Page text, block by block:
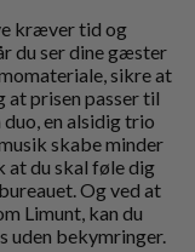
kræver tid og
du ser dine gæster
sikre at
at prisen passer til
en alsidig trio
skabe minder
at du skal føle dig
Og ved at
Limunt, kan du
uden bekymringer.